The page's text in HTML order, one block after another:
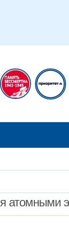
атомными